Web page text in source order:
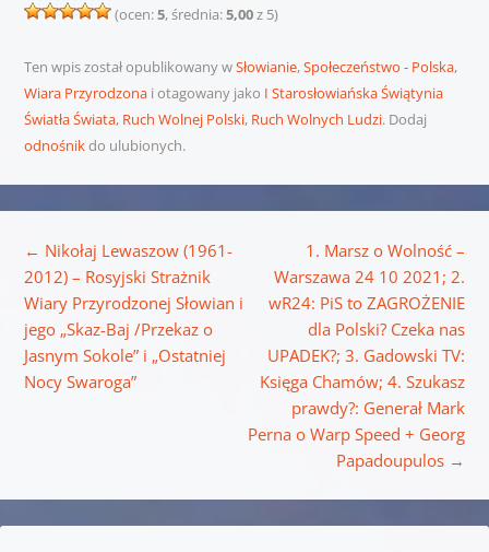
(ocen:5, średnia:5,00z 5)
Ten wpis został opublikowany wSłowianie,Społeczeństwo - Polska,
Wiara Przyrodzonai otagowany jako I Starosłowiańska Świątynia
Światła Świata, Ruch Wolnej Polski, Ruch Wolnych Ludzi. Dodaj
odnośnikdo ulubionych.
← Nikołaj Lewaszow (1961-
2012) – Rosyjski Strażnik
Wiary Przyrodzonej Słowian i
jego „Skaz-Baj /Przekaz o
Jasnym Sokole” i „Ostatniej
Nocy Swaroga”
1. Marsz o Wolność –
Warszawa 24 10 2021; 2.
wR24: PiS to ZAGROŻENIE
dla Polski? Czeka nas
UPADEK?; 3. Gadowski TV:
Księga Chamów; 4. Szukasz
prawdy?: Generał Mark
Perna o Warp Speed + Georg
Papadoupulos →